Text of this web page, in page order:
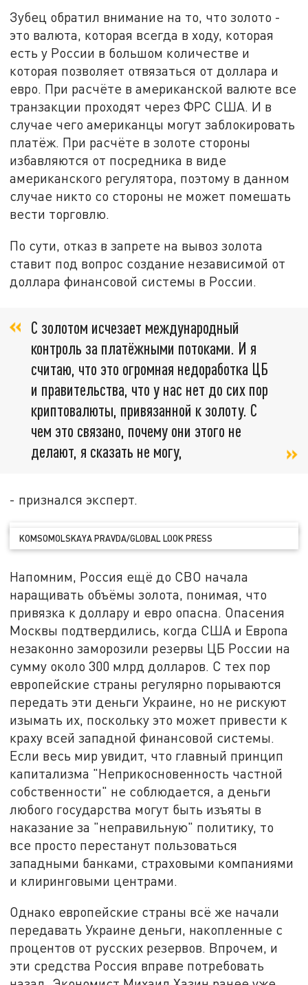
Зубец обратил внимание на то, что золото -
это валюта, которая всегда в ходу, которая
есть у России в большом количестве и
которая позволяет отвязаться от доллара и
евро. При расчёте в американской валюте все
транзакции проходят через ФРС США. И в
случае чего американцы могут заблокировать
платёж. При расчёте в золоте стороны
избавляются от посредника в виде
американского регулятора, поэтому в данном
случае никто со стороны не может помешать
вести торговлю.
По сути, отказ в запрете на вывоз золота
ставит под вопрос создание независимой от
доллара финансовой системы в России.
С золотом исчезает международный
контроль за платёжными потоками. И я
считаю, что это огромная недоработка ЦБ
и правительства, что у нас нет до сих пор
криптовалюты, привязанной к золоту. С
чем это связано, почему они этого не
делают, я сказать не могу,
- признался эксперт.
KOMSOMOLSKAYA PRAVDA/GLOBAL LOOK PRESS
Напомним, Россия ещё до СВО начала
наращивать объёмы золота, понимая, что
привязка к доллару и евро опасна. Опасения
Москвы подтвердились, когда США и Европа
незаконно заморозили резервы ЦБ России на
сумму около 300 млрд долларов. С тех пор
европейские страны регулярно порываются
передать эти деньги Украине, но не рискуют
изымать их, поскольку это может привести к
краху всей западной финансовой системы.
Если весь мир увидит, что главный принцип
капитализма "Неприкосновенность частной
собственности" не соблюдается, а деньги
любого государства могут быть изъяты в
наказание за "неправильную" политику, то
все просто перестанут пользоваться
западными банками, страховыми компаниями
и клиринговыми центрами.
Однако европейские страны всё же начали
передавать Украине деньги, накопленные с
процентов от русских резервов. Впрочем, и
эти средства Россия вправе потребовать